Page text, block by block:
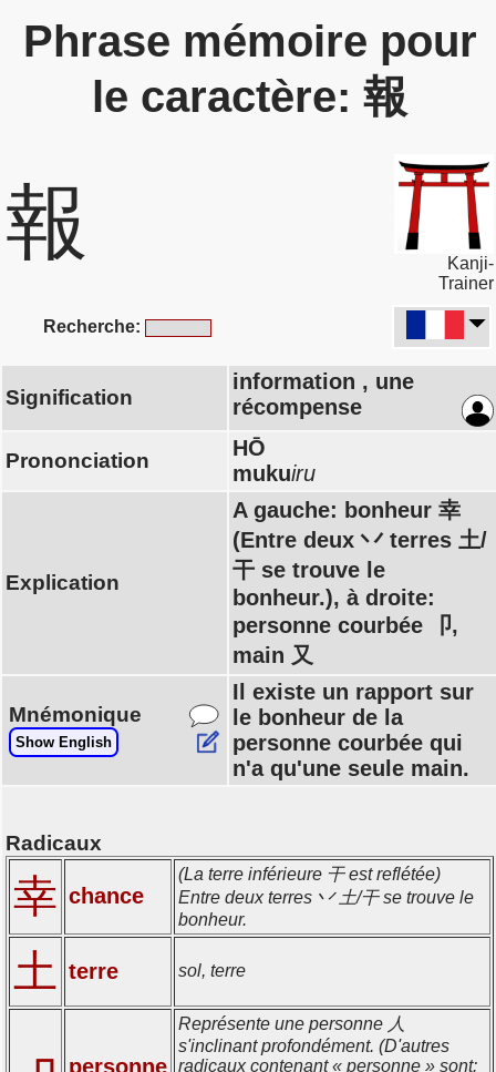
Phrase mémoire pour
le caractère: 報
報
Kanji-
Trainer
Recherche:
Signification
information , une
récompense
Prononciation
HŌ
mukuiru
Explication
A gauche: bonheur 幸
(Entre deux 丷 terres 土/
干 se trouve le
bonheur.), à droite:
personne courbée 卩,
main 又
Mnémonique
Show English
Il existe un rapport sur
le bonheur de la
personne courbée qui
n'a qu'une seule main.
Radicaux
幸 chance
(La terre inférieure 干 est reflétée)
Entre deux terres 丷 土/干 se trouve le
bonheur.
土 terre sol, terre
personne
Représente une personne 人
s'inclinant profondément. (D'autres
radicaux contenant « personne » sont: